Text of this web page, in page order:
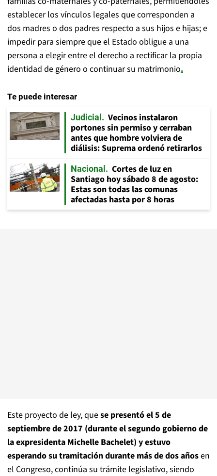
establecer los vínculos legales que corresponden a
dos madres o dos padres respecto a sus hijos e hijas; e
impedir para siempre que el Estado obligue a una
persona a elegir entre el derecho a rectificar la propia
identidad de género o continuar su matrimonio.
Te puede interesar
Judicial
Vecinos instalaron
portones sin permiso y cerraban
antes que hombre volviera de
diálisis: Suprema ordenó retirarlos
Nacional
Cortes de luz en
Santiago hoy sábado 8 de agosto:
Estas son todas las comunas
afectadas hasta por 8 horas
Este proyecto de ley, quese presentó el 5 de
septiembre de 2017 (durante el segundo gobierno de
la expresidenta Michelle Bachelet) y estuvo
esperando su tramitación durante más de dos añosen
el Congreso, continúa su trámite legislativo, siendo